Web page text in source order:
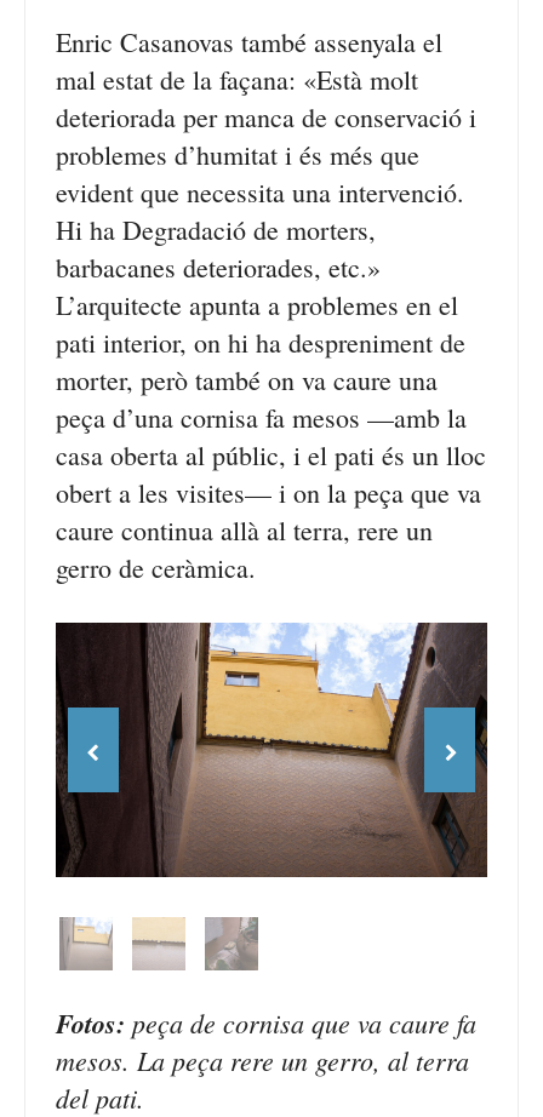
Enric Casanovas també assenyala el
mal estat de la façana: «Està molt
deteriorada per manca de conservació i
problemes d’humitat i és més que
evident que necessita una intervenció.
Hi ha Degradació de morters,
barbacanes deteriorades, etc.»
L’arquitecte apunta a problemes en el
pati interior, on hi ha despreniment de
morter, però també on va caure una
peça d’una cornisa fa mesos —amb la
casa oberta al públic, i el pati és un lloc
obert a les visites— i on la peça que va
caure continua allà al terra, rere un
gerro de ceràmica.
Fotos: peça de cornisa que va caure fa
mesos. La peça rere un gerro, al terra
del pati.